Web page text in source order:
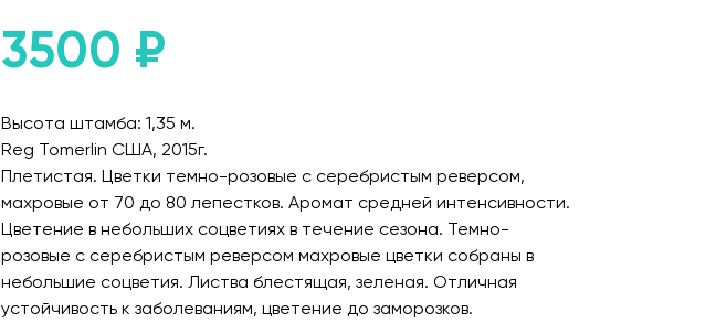
3500 ₽
Высота штамба: 1,35 м.
Reg Tomerlin США, 2015г.
Плетистая. Цветки темно-розовые с серебристым реверсом,
махровые от 70 до 80 лепестков. Аромат средней интенсивности.
Цветение в небольших соцветиях в течение сезона. Темно-
розовые с серебристым реверсом махровые цветки собраны в
небольшие соцветия. Листва блестящая, зеленая. Отличная
устойчивость к заболеваниям, цветение до заморозков.